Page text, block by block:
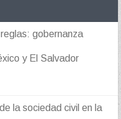
gobernanza
y El Salvador
la sociedad civil en la